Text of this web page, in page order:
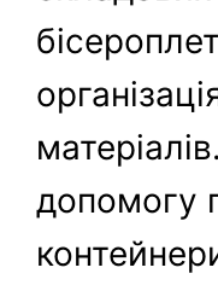
допомогу